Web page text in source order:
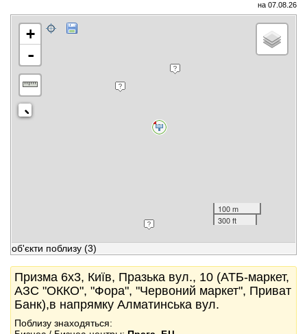
на 07.08.26
+
-
100 m
300 ft
об'єкти поблизу (3)
Призма 6x3, Київ, Празька вул., 10 (АТБ-маркет,
АЗС "ОККО", "Фора", "Червоний маркет", Приват
Банк),в напрямку Алматинська вул.
Поблизу знаходяться: